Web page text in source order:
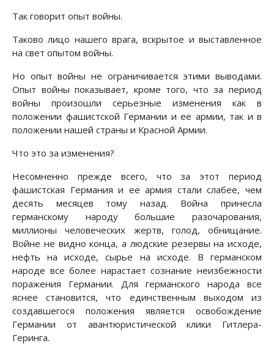
Так говорит опыт войны.
Таково лицо нашего врага, вскрытое и выставленное
на свет опытом войны.
Но опыт войны не ограничивается этими выводами.
Опыт войны показывает, кроме того, что за период
войны произошли серьезные изменения как в
положении фашистской Германии и ее армии, так и в
положении нашей страны и Красной Армии.
Что это за изменения?
Несомненно прежде всего, что за этот период
фашистская Германия и ее армия стали слабее, чем
десять месяцев тому назад. Война принесла
германскому народу большие разочарования,
миллионы человеческих жертв, голод, обнищание.
Войне не видно конца, а людские резервы на исходе,
нефть на исходе, сырье на исходе. В германском
народе все более нарастает сознание неизбежности
поражения Германии. Для германского народа все
яснее становится, что единственным выходом из
создавшегося положения является освобождение
Германии от авантюристической клики Гитлера-
Геринга.